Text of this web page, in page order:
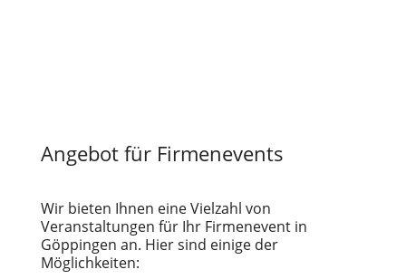
Angebot für Firmenevents
Wir bieten Ihnen eine Vielzahl von
Veranstaltungen für Ihr Firmenevent in
Göppingen an. Hier sind einige der
Möglichkeiten: